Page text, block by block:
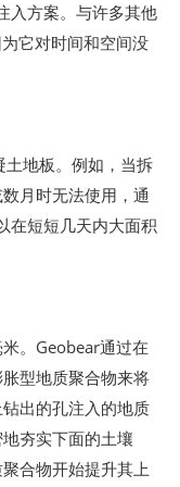
入方案。与许多其他
它对时间和空间没
地板。例如，当拆
月时无法使用，通
在短短几天内大面积
。Geobear通过在
型地质聚合物来将
出的孔注入的地质
夯实下面的土壤
合物开始提升其上